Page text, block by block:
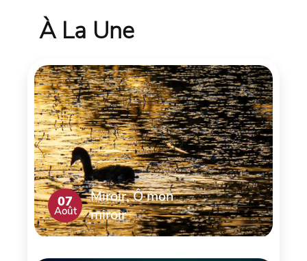
À La Une
07
Août
Miroir, Ô mon
miroir